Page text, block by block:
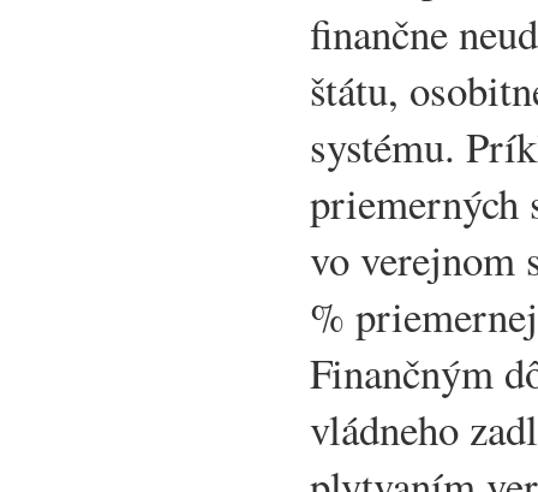
finančne
štátu,
systému.
priemerných
vo verejnom
%
Finančným
vládneho